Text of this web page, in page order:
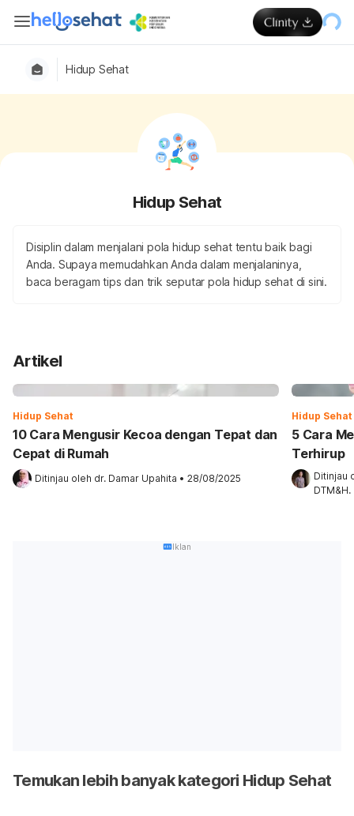
Hidup Sehat
Hidup Sehat
Disiplin dalam menjalani pola hidup sehat tentu baik bagi
Anda. Supaya memudahkan Anda dalam menjalaninya,
baca beragam tips dan trik seputar pola hidup sehat di sini.
Artikel
Hidup Sehat
10 Cara Mengusir Kecoa dengan Tepat dan
Cepat di Rumah
Ditinjau oleh dr. Damar Upahita • 28/08/2025
Hidup Sehat
5 Cara
Terhirup
Ditinjau
DTM&H.
Iklan
Temukan lebih banyak kategori Hidup Sehat